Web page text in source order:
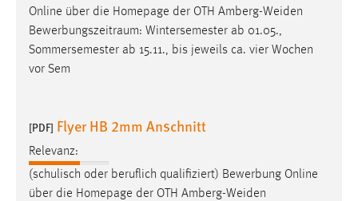
Online über die Homepage der OTH Amberg-Weiden
Bewerbungszeitraum: Wintersemester ab 01.05.,
Sommersemester ab 15.11., bis jeweils ca. vier Wochen
vor Sem
[PDF] Flyer HB 2mm Anschnitt
Relevanz:
(schulisch oder beruflich qualifiziert) Bewerbung Online
über die Homepage der OTH Amberg-Weiden